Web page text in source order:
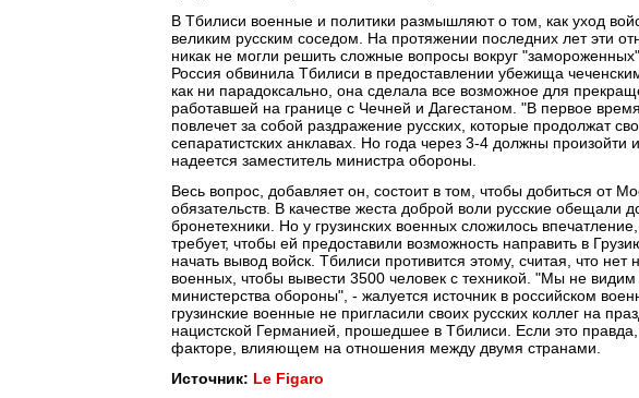
В Тбилиси военные и политики размышляют о том, как уход
великим русским соседом. На протяжении последних лет эти
никак не могли решить сложные вопросы вокруг
Россия обвинила Тбилиси в предоставлении убежища
как ни парадоксально, она сделала все возможное для
работавшей на границе с Чечней и Дагестаном. "В первое
повлечет за собой раздражение русских, которые продолжат
сепаратистских анклавах. Но года через 3-4 должны произойти
надеется заместитель министра обороны.
Весь вопрос, добавляет он, состоит в том, чтобы добиться от
обязательств. В качестве жеста доброй воли русские обещали
бронетехники. Но у грузинских военных сложилось
требует, чтобы ей предоставили возможность направить в
начать вывод войск. Тбилиси противится этому, считая, что нет
военных, чтобы вывести 3500 человек с техникой. "Мы не видим
министерства обороны", - жалуется источник в российском
грузинские военные не пригласили своих русских коллег на
нацистской Германией, прошедшее в Тбилиси. Если это
факторе, влияющем на отношения между двумя странами.
Источник: Le Figaro